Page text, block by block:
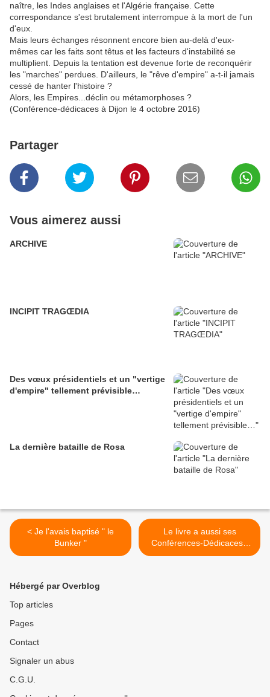
naître, les Indes anglaises et l'Algérie française. Cette
correspondance s'est brutalement interrompue à la mort de l'un
d'eux.
Mais leurs échanges résonnent encore bien au-delà d'eux-
mêmes car les faits sont têtus et les facteurs d'instabilité se
multiplient. Depuis la tentation est devenue forte de reconquérir
les "marches" perdues. D'ailleurs, le "rêve d'empire" a-t-il jamais
cessé de hanter l'histoire ?
Alors, les Empires...déclin ou métamorphoses ?
(Conférence-dédicaces à Dijon le 4 octobre 2016)
Partager
Vous aimerez aussi
ARCHIVE
INCIPIT TRAGŒDIA
Des vœux présidentiels et un "vertige
d'empire" tellement prévisible…
La dernière bataille de Rosa
< Je l'avais baptisé " le
Bunker "
Le livre a aussi ses
Conférences-Dédicaces :
Paris le 17 novembre ! >
Hébergé par Overblog
Top articles
Pages
Contact
Signaler un abus
C.G.U.